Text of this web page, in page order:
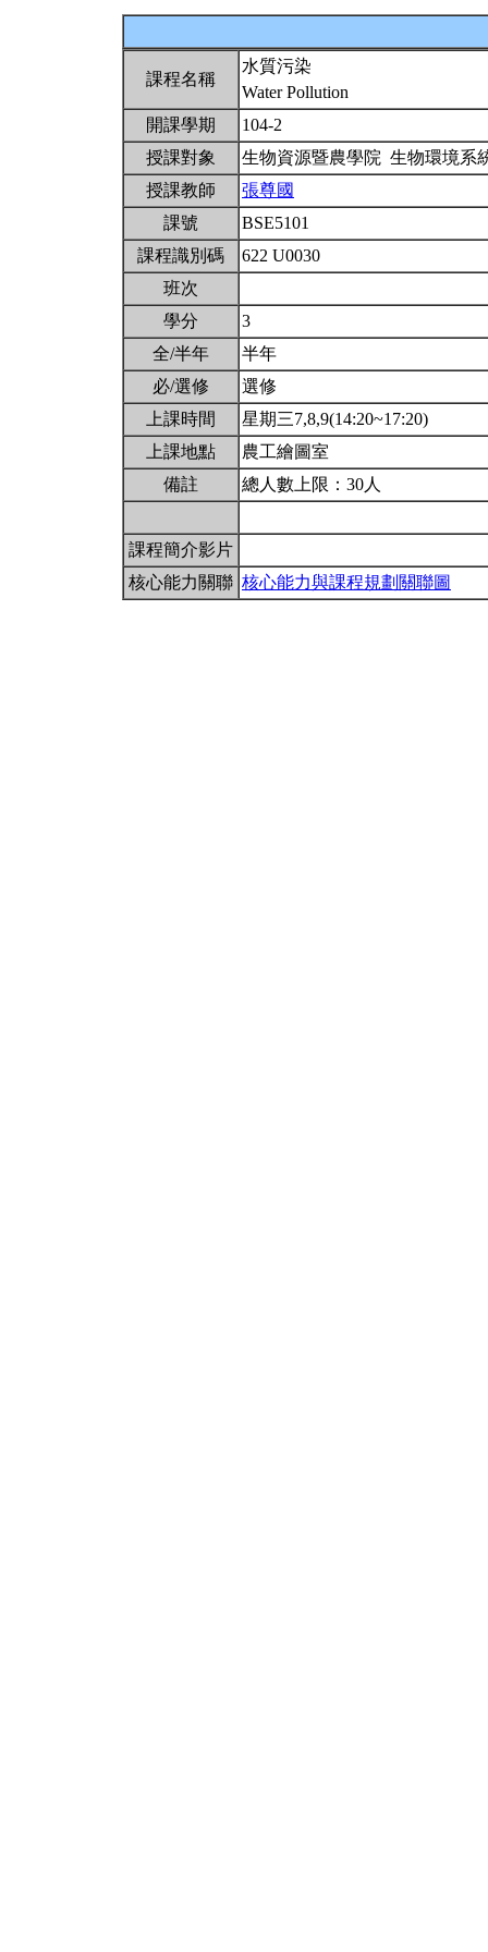
課程名稱
水質污染
Water Pollution
開課學期
104-2
授課對象
生物資源暨農學院 生物環境系
授課教師
張尊國
課號
BSE5101
課程識別碼
622 U0030
班次
學分
3
全/半年
半年
必/選修
選修
上課時間
星期三7,8,9(14:20~17:20)
上課地點
農工繪圖室
備註
總人數上限：30人
課程簡介影片
核心能力關聯 核心能力與課程規劃關聯圖